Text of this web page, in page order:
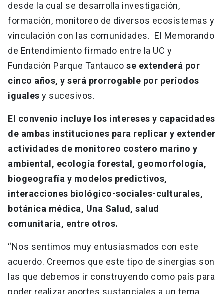
desde la cual se desarrolla investigación,
formación, monitoreo de diversos ecosistemas y
vinculación con las comunidades. El Memorando
de Entendimiento firmado entre la UC y
Fundación Parque Tantauco se extenderá por
cinco años, y será prorrogable por períodos
iguales y sucesivos.
El convenio incluye los intereses y capacidades
de ambas instituciones para replicar y extender
actividades de monitoreo costero marino y
ambiental, ecología forestal, geomorfología,
biogeografía y modelos predictivos,
interacciones biológico-sociales-culturales,
botánica médica, Una Salud, salud
comunitaria, entre otros.
“Nos sentimos muy entusiasmados con este
acuerdo. Creemos que este tipo de sinergias son
las que debemos ir construyendo como país para